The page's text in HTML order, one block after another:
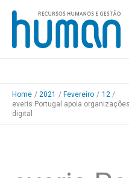
Skip
content
Home 2021 Fevereiro
12
everis Portugal apoia
digital